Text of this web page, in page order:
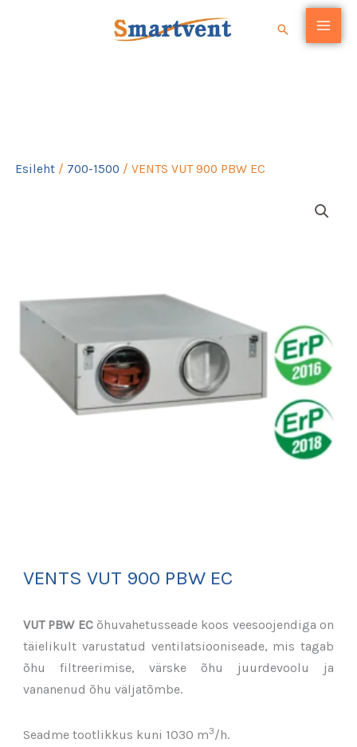
Search
Esileht / 700-1500 / VENTS VUT 900 PBW EC
VENTS VUT 900 PBW EC
VUT PBW ECõhuvahetusseade koos veesoojendiga on
täielikult varustatud ventilatsiooniseade, mis tagab
õhu filtreerimise, värske õhu juurdevoolu ja
vananenud õhu väljatõmbe.
Seadme tootlikkus kuni 1030 m3/h.